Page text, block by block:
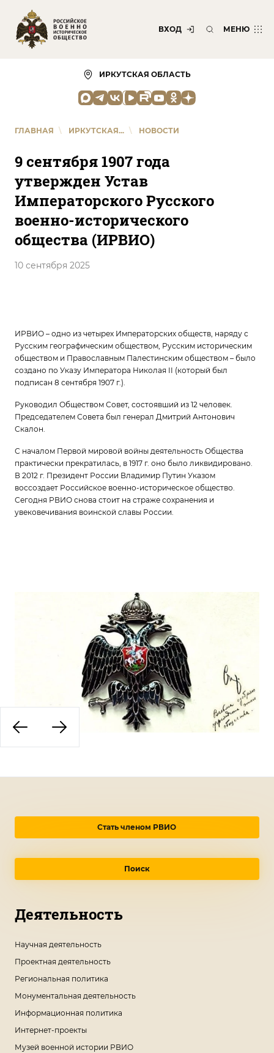
ВХОД МЕНЮ
ИРКУТСКАЯ ОБЛАСТЬ
ГЛАВНАЯ \ ИРКУТСКАЯ... \ НОВОСТИ
9 сентября 1907 года
утвержден Устав
Императорского Русского
военно-исторического
общества (ИРВИО)
10 сентября 2025
ИРВИО – одно из четырех Императорских обществ, наряду с
Русским географическим обществом, Русским историческим
обществом и Православным Палестинским обществом – было
создано по Указу Императора Николая II (который был
подписан 8 сентября 1907 г.).
Руководил Обществом Совет, состоявший из 12 человек.
Председателем Совета был генерал Дмитрий Антонович
Скалон.
С началом Первой мировой войны деятельность Общества
практически прекратилась, в 1917 г. оно было ликвидировано.
В 2012 г. Президент России Владимир Путин Указом
воссоздает Российское военно-историческое общество.
Сегодня РВИО снова стоит на страже сохранения и
увековечивания воинской славы России.
Стать членом РВИО
Поиск
Деятельность
Научная деятельность
Проектная деятельность
Региональная политика
Монументальная деятельность
Информационная политика
Интернет-проекты
Музей военной истории РВИО